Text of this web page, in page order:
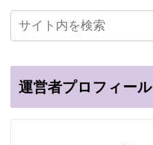
運営者プロフィール